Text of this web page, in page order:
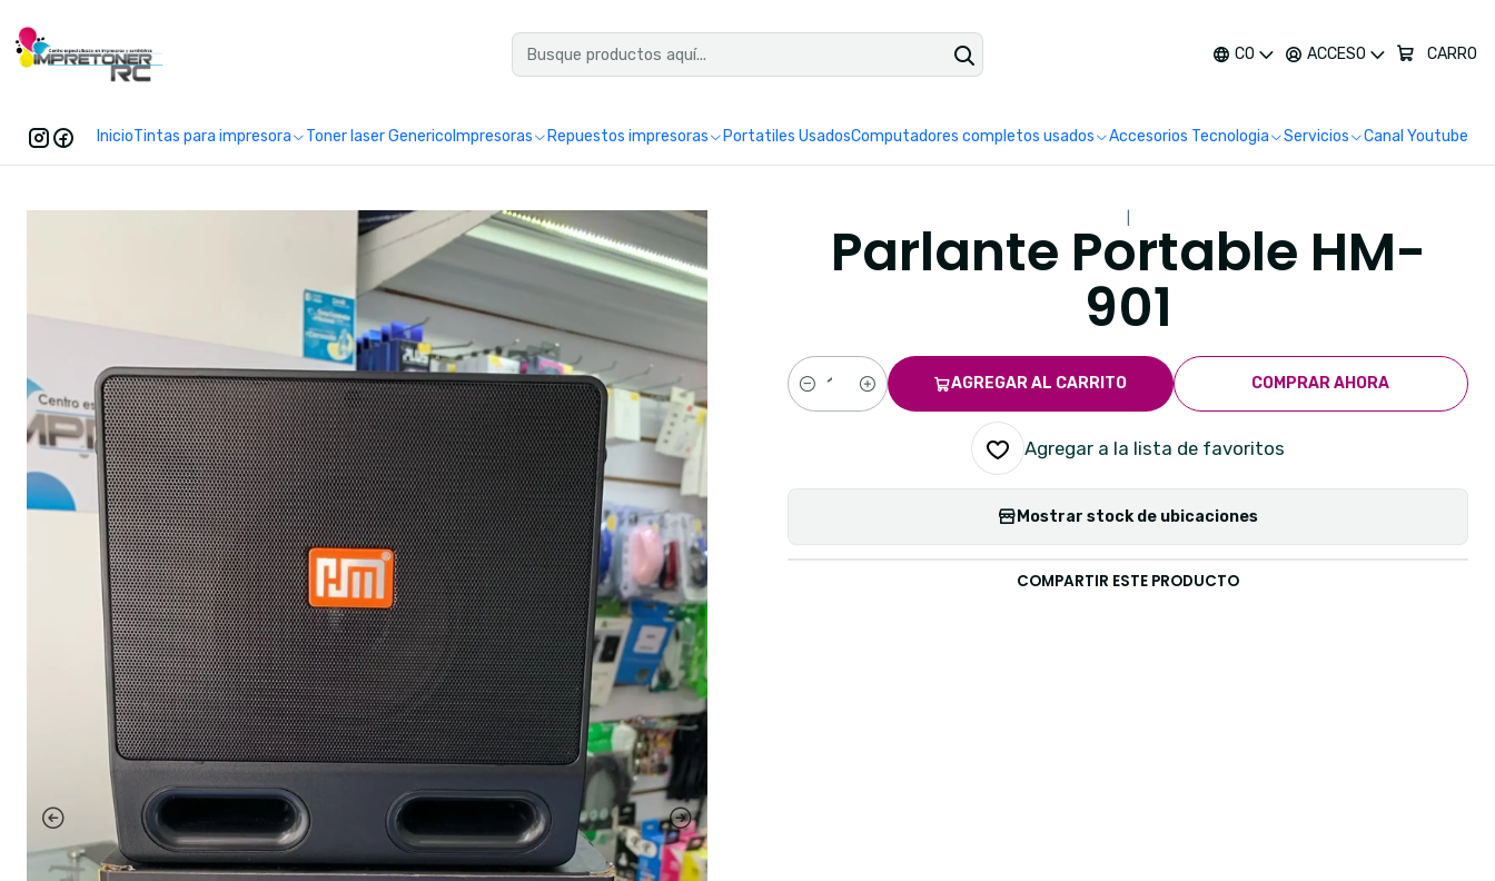
CO ACCESO CARRO
InicioTintas para impresora Toner laser Generico Impresoras Repuestos impresoras Portatiles UsadosComputadores completos usados Accesorios Tecnologia Servicios Canal Youtube
Parlante Portable HM-
901
Cantidad
AGREGAR AL CARRITO COMPRAR AHORA
Agregar a la lista de favoritos
Mostrar stock de ubicaciones
COMPARTIR ESTE PRODUCTO